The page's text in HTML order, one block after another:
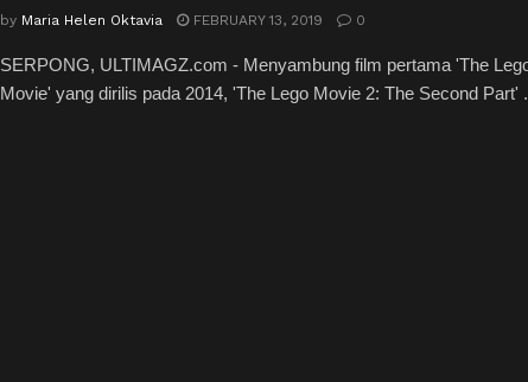
by Maria Helen Oktavia FEBRUARY 13, 2019 0
SERPONG, ULTIMAGZ.com - Menyambung film pertama 'The
Movie' yang dirilis pada 2014, 'The Lego Movie 2: The Second Part'